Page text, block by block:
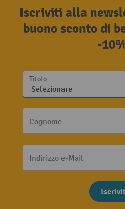
Iscriviti alla
buono sconto di
-
Titolo
Cognome
Indirizzo e-Mail